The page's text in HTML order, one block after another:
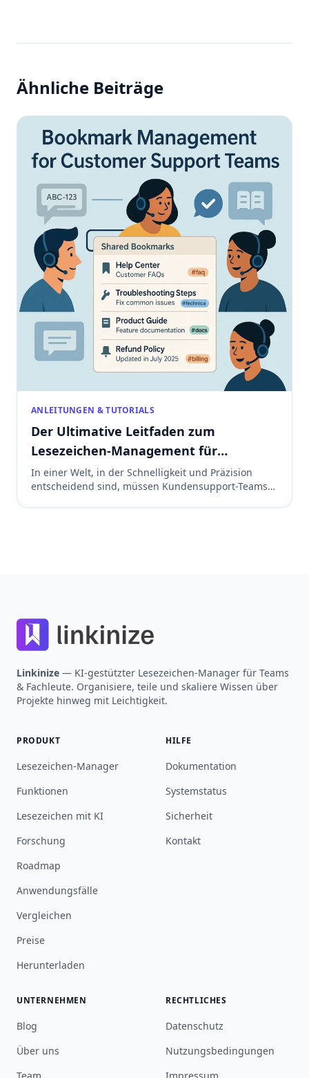
Ähnliche Beiträge
ANLEITUNGEN & TUTORIALS
Der Ultimative Leitfaden zum
Lesezeichen-Management für
Kundensupport-Teams
In einer Welt, in der Schnelligkeit und Präzision
entscheidend sind, müssen Kundensupport-Teams
Linkinize — KI-gestützter Lesezeichen-Manager für Teams
& Fachleute. Organisiere, teile und skaliere Wissen über
Projekte hinweg mit Leichtigkeit.
PRODUKT
Lesezeichen-Manager
Funktionen
Lesezeichen mit KI
Forschung
Roadmap
Anwendungsfälle
Vergleichen
Preise
Herunterladen
HILFE
Dokumentation
Systemstatus
Sicherheit
Kontakt
UNTERNEHMEN
Blog
Über uns
RECHTLICHES
Datenschutz
Nutzungsbedingungen